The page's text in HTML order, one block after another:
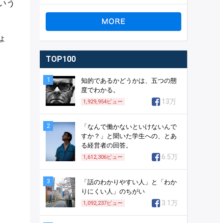
う
TOP100
1
知的であるかどうかは、五つの態
度でわかる。
1,929,954ビュー 13万
2
「なんで働かないといけないんで
すか？」と聞いた学生への、とあ
る経営者の回答。
1,612,306ビュー 6.5万
3
「話のわかりやすい人」と「わか
りにくい人」のちがい
1,092,237ビュー 3.1万